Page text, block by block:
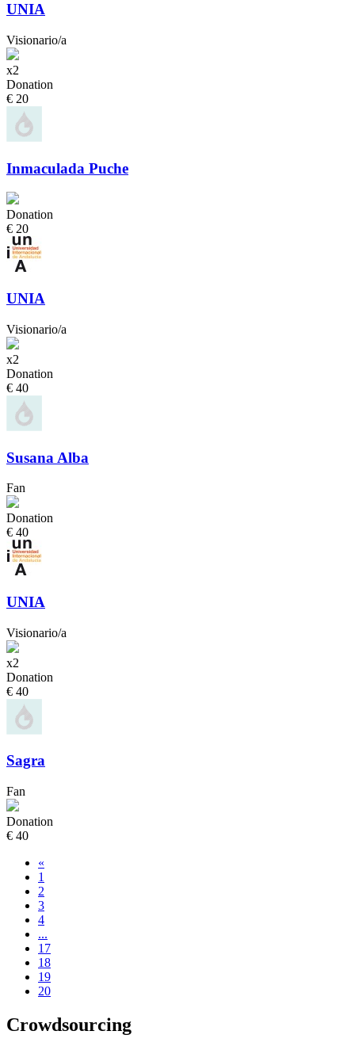
UNIA
Visionario/a
x2
Donation
€ 20
Inmaculada Puche
Donation
€ 20
UNIA
Visionario/a
x2
Donation
€ 40
Susana Alba
Fan
Donation
€ 40
UNIA
Visionario/a
x2
Donation
€ 40
Sagra
Fan
Donation
€ 40
«
1
2
3
4
...
17
18
19
20
Crowdsourcing